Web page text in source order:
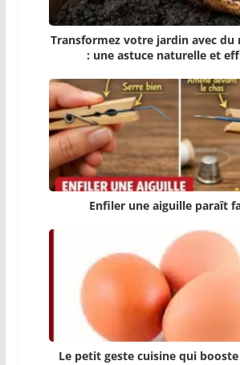
Transformez votre jardin avec du
: une astuce naturelle et
Enfiler une aiguille paraît
Le petit geste cuisine qui